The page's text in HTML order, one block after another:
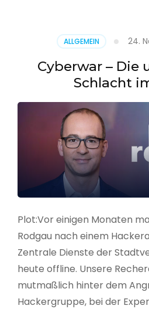
ALLGEMEIN 24.
Cyberwar – Die
Schlacht
Plot:Vor einigen Monaten
Rodgau nach einem
Zentrale Dienste der
heute offline. Unsere
mutmaßlich hinter dem
Hackergruppe, bei der